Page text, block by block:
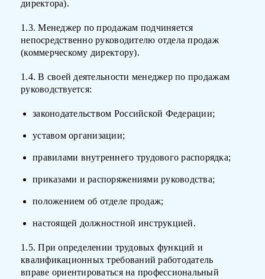
директора).
1.3. Менеджер по продажам подчиняется
непосредственно руководителю отдела продаж
(коммерческому директору).
1.4. В своей деятельности менеджер по продажам
руководствуется:
законодательством Российской Федерации;
уставом организации;
правилами внутреннего трудового распорядка;
приказами и распоряжениями руководства;
положением об отделе продаж;
настоящей должностной инструкцией.
1.5. При определении трудовых функций и
квалификационных требований работодатель
вправе ориентироваться на профессиональный